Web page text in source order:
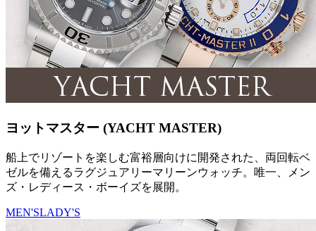
ヨットマスター (YACHT MASTER)
船上でリゾートを楽しむ富裕層向けに開発された、両回転ベ
ゼルを備えるラグジュアリーマリーンウォッチ。唯一、メン
ズ・レディース・ボーイズを展開。
MEN'SLADY'S